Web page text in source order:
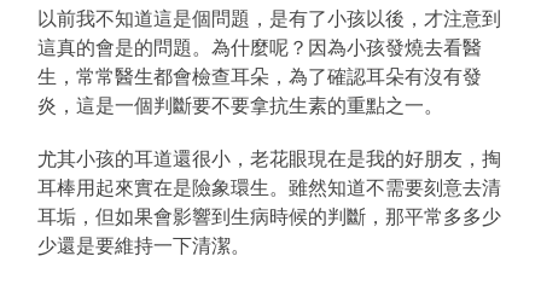
以前我不知道這是個問題，是有了小孩以後，才注意到
這真的會是的問題。為什麼呢？因為小孩發燒去看醫
生，常常醫生都會檢查耳朵，為了確認耳朵有沒有發
炎，這是一個判斷要不要拿抗生素的重點之一。
尤其小孩的耳道還很小，老花眼現在是我的好朋友，掏
耳棒用起來實在是險象環生。雖然知道不需要刻意去清
耳垢，但如果會影響到生病時候的判斷，那平常多多少
少還是要維持一下清潔。